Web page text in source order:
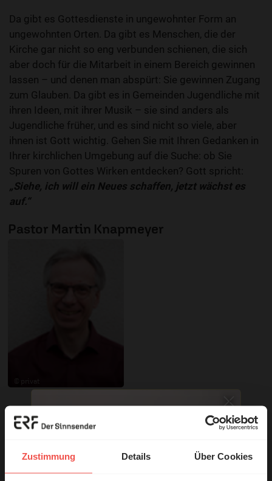
Zustimmung Details Über Cookies
Da gibt es Gottesdienste in ungewohnter Form an
ungewohnten Orten. Da gibt es Menschen, die der
Kirche gar nicht so eng verbunden schienen, die sich
aber doch für die Mitarbeit in einem Bereich gewinnen
lassen – und denen man abspürt: Sie gewinnen Zugang
zum Glauben. Da gibt es in Gemeinden Jugendliche mit
ihren Ideen, mit ihrer Musik – sie sind anders als
Jugendliche früher, und es sind nicht so viele, aber
ihnen ist Gott wichtig. Gehen Sie mit Ihren Gedanken in
Ihrer kirchlichen Umgebung auf die Suche: ob Sie
Spuren von Gottes Wirken entdecken? Gott spricht:
„Siehe, ich will ein Neues schaffen, jetzt wächst es
auf.“
Pastor Martin Knapmeyer
Sie möchten noch tiefer in die Bibel eintauchen? Wir